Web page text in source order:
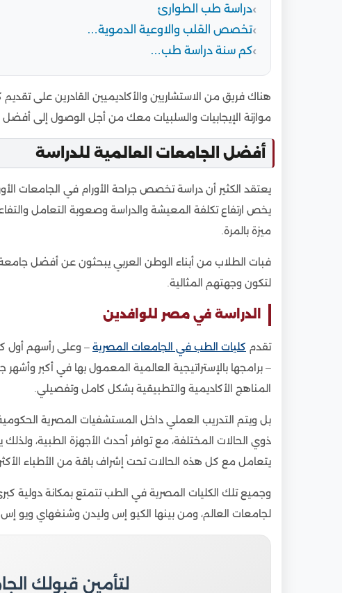
دراسة طب الطوارئ
تخصص القلب والاوعية الدموية…
كم سنة دراسة طب…
هناك فريق من الاستشاريين والأكاديميين القادرين على
موازنة الإيجابيات والسلبيات معك من أجل الوصول إلى
أفضل الجامعات العالمية للدراسة
يعتقد الكثير أن دراسة تخصص جراحة الأورام في الجامعات
يخص ارتفاع تكلفة المعيشة والدراسة وصعوبة التعامل
ميزة بالمرة.
فبات الطلاب من أبناء الوطن العربي يبحثون عن أفضل
لتكون وجهتهم المثالية.
الدراسة في مصر للوافدين
تقدم كليات الطب في الجامعات المصرية – وعلى رأسهم أول
– برامجها بالإستراتيجية العالمية المعمول بها في أكبر
المناهج الأكاديمية والتطبيقية بشكل كامل وتفصيلي.
بل ويتم التدريب العملي داخل المستشفيات المصرية
ذوي الحالات المختلفة، مع توافر أحدث الأجهزة الطبية،
يتعامل مع كل هذه الحالات تحت إشراف باقة من الأطباء
وجميع تلك الكليات المصرية في الطب تتمتع بمكانة دولية
لجامعات العالم، ومن بينها الكيو إس وليدن وشنغهاي ويو إس
لتأمين قبولك